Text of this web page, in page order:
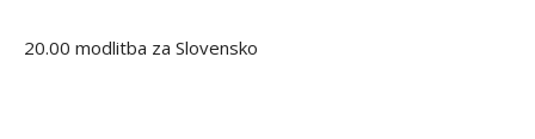
20.00 modlitba za Slovensko